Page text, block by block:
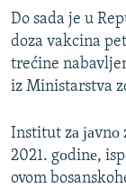
Do sada je u
doza vakcina
trećine
iz Ministarstva
Institut zа јаvnо
2021. gоdinе,
ovom